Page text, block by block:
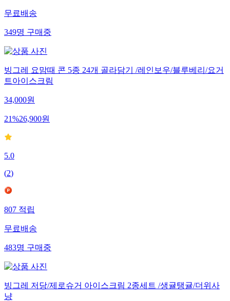
무료배송
349명구매중
빙그레 요맘때 콘 5종 24개 골라담기 /레인보우/블루베리/요거
트아이스크림
34,000원
21%26,900원
5.0
(2)
807적립
무료배송
483명구매중
빙그레 저당/제로슈거 아이스크림 2종세트 /생귤탱귤/더위사